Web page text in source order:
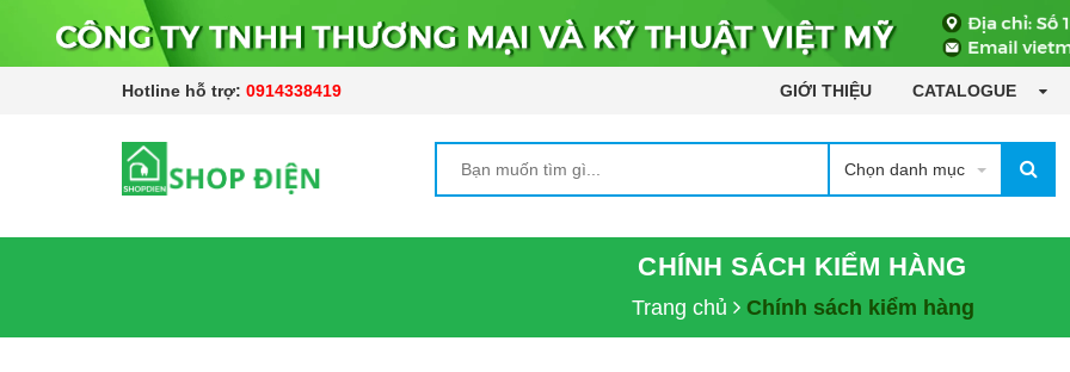
Hotline hỗ trợ: 0914338419 GIỚI THIỆU CATALOGUE
Chọn danh mục
CHÍNH SÁCH KIỂM HÀNG
Trang chủ Chính sách kiểm hàng